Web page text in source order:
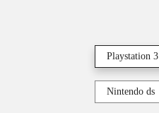
Playstation 3
Nintendo ds